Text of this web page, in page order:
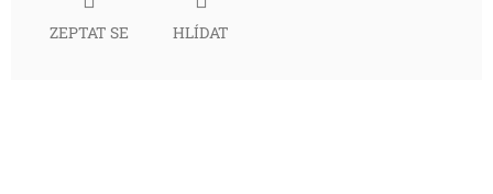
ZEPTAT SE HLÍDAT